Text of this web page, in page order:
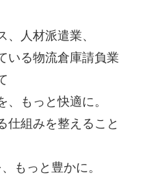
、人材派遣業、
いる物流倉庫請負業
、もっと快適に。
仕組みを整えること
もっと豊かに。